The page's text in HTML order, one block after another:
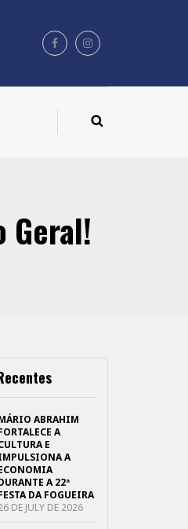
Geral!
ABRAHIM
A
E
A
A 22ª
DA FOGUEIRA
DE JULY DE 2026